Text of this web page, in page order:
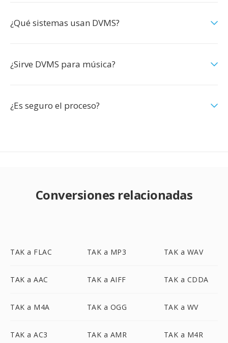
¿Qué sistemas usan DVMS?
¿Sirve DVMS para música?
¿Es seguro el proceso?
Conversiones relacionadas
TAK a FLAC TAK a MP3 TAK a WAV
TAK a AAC TAK a AIFF TAK a CDDA
TAK a M4A TAK a OGG TAK a WV
TAK a AC3 TAK a AMR TAK a M4R